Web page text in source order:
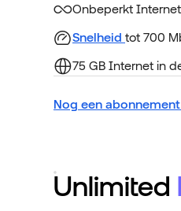
Onbeperkt
Snelheid tot 700
75 GB Internet in
Nog een
Unlimited